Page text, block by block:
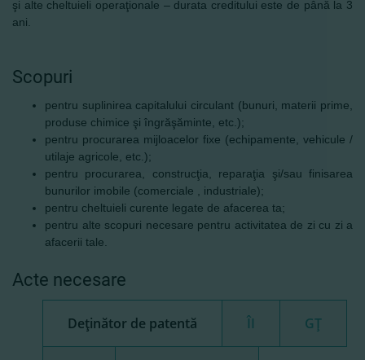
şi alte cheltuieli operaţionale – durata creditului este de până la 3
ani.
Scopuri
pentru suplinirea capitalului circulant (bunuri, materii prime,
produse chimice şi îngrăşăminte, etc.);
pentru procurarea mijloacelor fixe (echipamente, vehicule /
utilaje agricole, etc.);
pentru procurarea, construcţia, reparaţia şi/sau finisarea
bunurilor imobile (comerciale , industriale);
pentru cheltuieli curente legate de afacerea ta;
pentru alte scopuri necesare pentru activitatea de zi cu zi a
afacerii tale.
Acte necesare
Deţinător de patentă ÎI GŢ